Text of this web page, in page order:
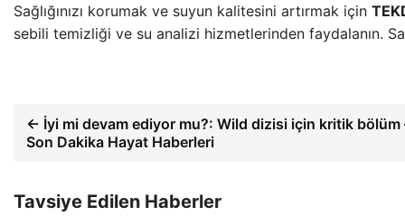
Sağlığınızı korumak ve suyun kalitesini artırmak için
sebili temizliği ve su analizi hizmetlerinden faydalanın.
← İyi mi devam ediyor mu?: Wild dizisi için kritik bölüm
Son Dakika Hayat Haberleri
Tavsiye Edilen Haberler